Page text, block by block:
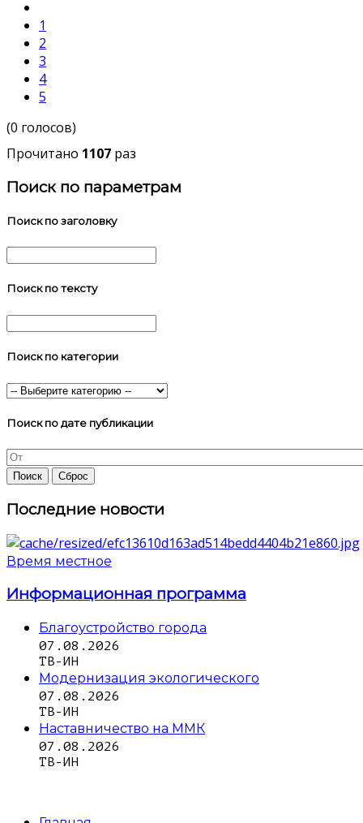
1
2
3
4
5
(0 голосов)
Прочитано 1107 раз
Поиск по параметрам
Поиск по заголовку
Поиск по тексту
Поиск по категории
Поиск по дате публикации
Последние новости
Время местное
Информационная программа
Благоустройство города
07.08.2026
ТВ-ИН
Модернизация экологического
07.08.2026
ТВ-ИН
Наставничество на ММК
07.08.2026
ТВ-ИН